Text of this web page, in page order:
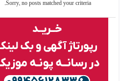
Sorry, no posts matched your criteria.